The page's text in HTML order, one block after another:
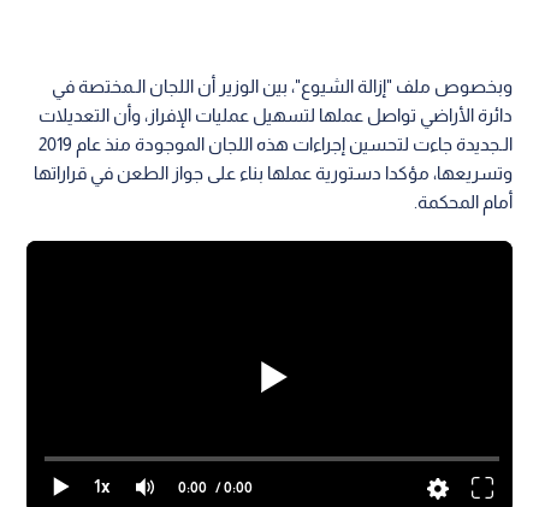
وبخصوص ملف "إزالة الشيوع"، بين الوزير أن اللجان الـمختصة في
دائرة الأراضي تواصل عملها لتسهيل عمليات الإفراز، وأن التعديلات
الـجديدة جاءت لتحسين إجراءات هذه اللجان الموجودة منذ عام 2019
وتسريعها، مؤكدا دستورية عملها بناء على جواز الطعن في قراراتها
أمام المحكمة.
1x 0:00 / 0:00